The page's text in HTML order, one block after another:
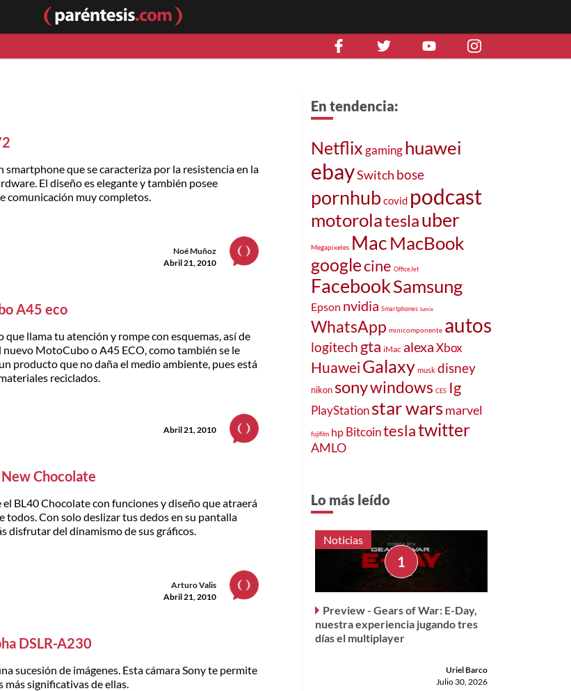
smartphone que se caracteriza por la resistencia en la
El diseño es elegante y también posee
comunicación muy completos.
Noé Muñoz
Abril 21, 2010
A45 eco
que llama tu atención y rompe con esquemas, así de
nuevo MotoCubo o A45 ECO, como también se le
producto que no daña el medio ambiente, pues está
reciclados.
Abril 21, 2010
New Chocolate
el BL40 Chocolate con funciones y diseño que atraerá
todos. Con solo deslizar tus dedos en su pantalla
disfrutar del dinamismo de sus gráficos.
Arturo Valis
Abril 21, 2010
DSLR-A230
sucesión de imágenes. Esta cámara Sony te permite
más significativas de ellas.
En tendencia:
Netflix gaminghuawei
ebaySwitch bose
pornhubcovid podcast
motorolateslauber
Megapixeles MacMacBook
googlecine OfficeJet
FacebookSamsung
Epson nvidia Smartphones lumix
WhatsApp minicomponente autos
logitech gta iMac alexaXbox
Huawei Galaxy musk disney
nikon sonywindows CES Ig
PlayStationstar warsmarvel
fujifilm hp Bitcointeslatwitter
AMLO
Lo más leído
Noticias
Preview - Gears of War: E-Day,
nuestra experiencia jugando tres
días el multiplayer
Uriel Barco
Julio 30, 2026